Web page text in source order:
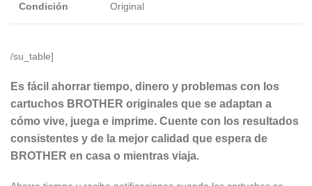
Condición Original
/su_table]
Es fácil ahorrar tiempo, dinero y problemas con los
cartuchos BROTHER originales que se adaptan a
cómo vive, juega e imprime. Cuente con los resultados
consistentes y de la mejor calidad que espera de
BROTHER en casa o mientras viaja.